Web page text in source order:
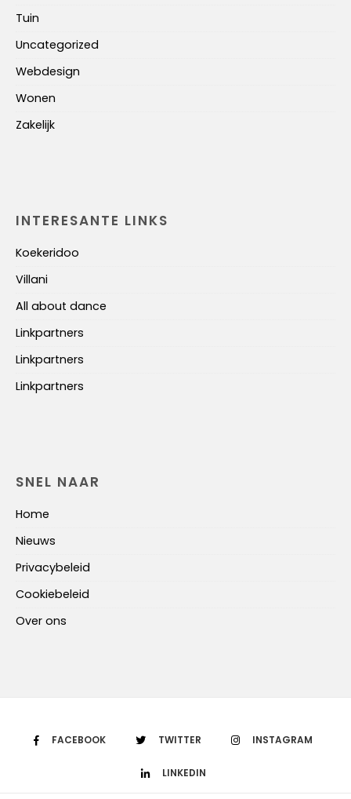
Tuin
Uncategorized
Webdesign
Wonen
Zakelijk
INTERESANTE LINKS
Koekeridoo
Villani
All about dance
Linkpartners
Linkpartners
Linkpartners
SNEL NAAR
Home
Nieuws
Privacybeleid
Cookiebeleid
Over ons
FACEBOOK TWITTER INSTAGRAM
LINKEDIN